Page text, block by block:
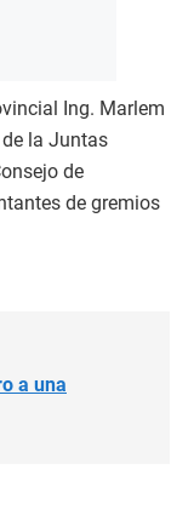
Ing. Marlem
la Juntas
de
de gremios
a una